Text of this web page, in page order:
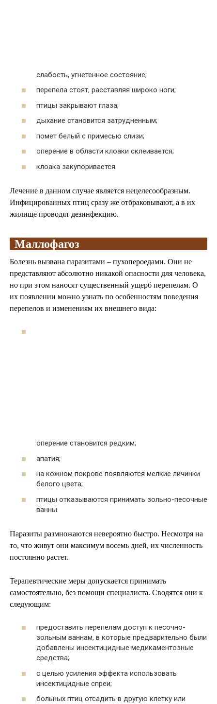
слабость, угнетенное состояние;
перепела стоят, расставляя широко ноги;
птицы закрывают глаза;
дыхание становится затрудненным;
помет белый с примесью слизи;
оперение в области клоаки склеивается;
клоака закупоривается.
Лечение в данном случае является нецелесообразным.
Инфицированных птиц сразу же отбраковывают, а в их
жилище проводят дезинфекцию.
Маллофагоз
Болезнь вызвана паразитами – пухопероедами. Они не
представляют абсолютно никакой опасности для человека,
но при этом наносят существенный ущерб перепелам. О
их появлении можно узнать по особенностям поведения
перепелов и изменениям их внешнего вида:
оперение становится редким;
апатия;
на кожном покрове появляются мелкие личинки
белого цвета;
птицы отказываются принимать зольно-песочные
ванны.
Паразиты размножаются невероятно быстро. Несмотря на
то, что живут они максимум восемь дней, их численность
постоянно растет.
Терапевтические меры допускается принимать
самостоятельно, без помощи специалиста. Сводятся они к
следующим:
предоставить перепелам доступ к песочно-
зольным ваннам, в которые предварительно были
добавлены инсектицидные медикаментозные
средства;
с целью усиления эффекта использовать
инсектицидные спреи;
больных птиц отсадить в другую клетку или